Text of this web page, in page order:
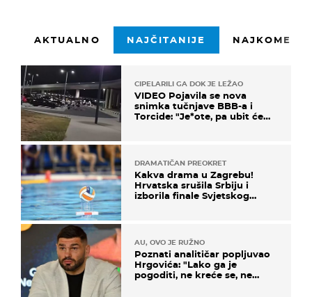
AKTUALNO NAJČITANIJE
CIPELARILI GA DOK JE LEŽAO
VIDEO Pojavila se nova
snimka tučnjave BBB-a i
Torcide: "Je*ote, pa ubit će
DRAMATIČAN PREOKRET
Kakva drama u Zagrebu!
Hrvatska srušila Srbiju i
izborila finale Svjetskog
AU, OVO JE RUŽNO
Poznati analitičar popljuvao
Hrgovića: "Lako ga je
pogoditi, ne kreće se, ne